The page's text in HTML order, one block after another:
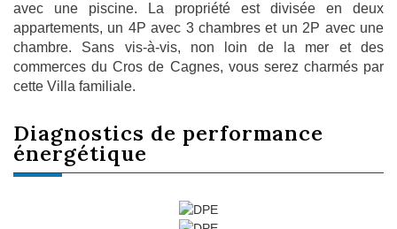
avec une piscine. La propriété est divisée en deux
appartements, un 4P avec 3 chambres et un 2P avec une
chambre. Sans vis-à-vis, non loin de la mer et des
commerces du Cros de Cagnes, vous serez charmés par
cette Villa familiale.
diagnostics de performance
énergétique